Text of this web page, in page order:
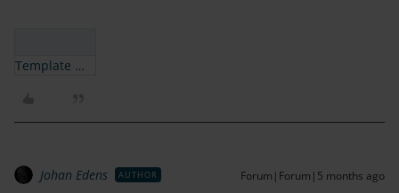
Template met 2 deelmeldingen.json
Johan Edens AUTHOR Forum|Forum|5 months ago